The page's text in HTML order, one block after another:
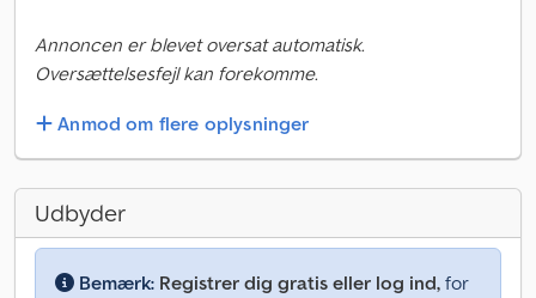
Annoncen er blevet oversat automatisk.
Oversættelsesfejl kan forekomme.
Anmod om flere oplysninger
Udbyder
Bemærk: Registrer dig gratis eller log ind, for